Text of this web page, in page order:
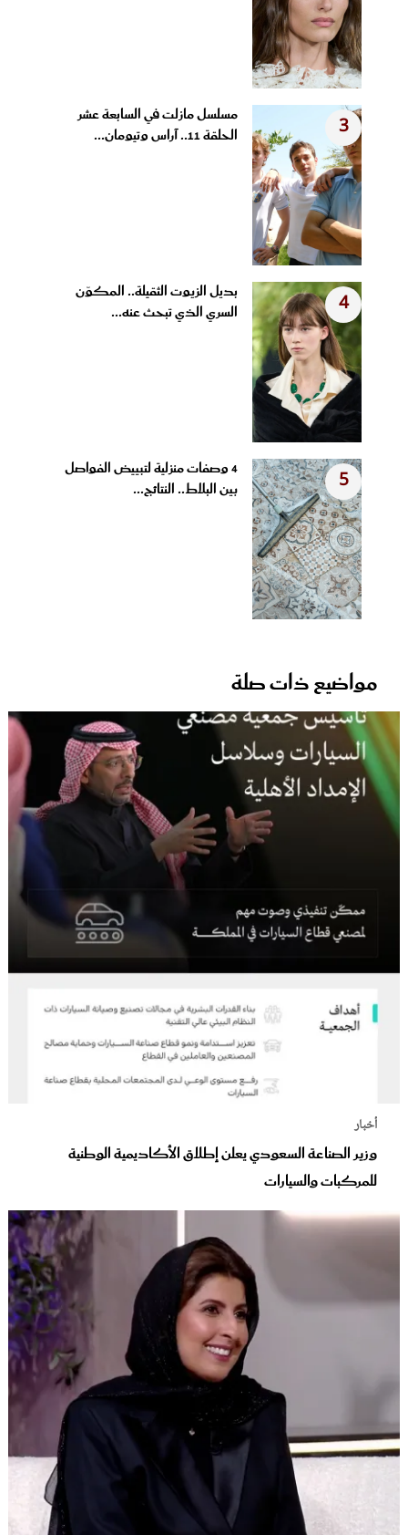
3
مسلسل مازلت في السابعة عشر
الحلقة 11.. آراس وتيومان...
4
بديل الزيوت الثقيلة.. المكوّن
السري الذي تبحث عنه...
5
4 وصفات منزلية لتبييض الفواصل
بين البلاط.. النتائج...
مواضيع ذات صلة
أخبار
وزير الصناعة السعودي يعلن إطلاق الأكاديمية الوطنية
للمركبات والسيارات